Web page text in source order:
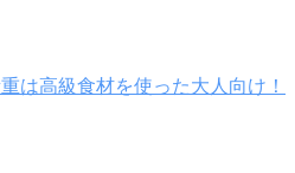
は高級食材を使った大人向け！